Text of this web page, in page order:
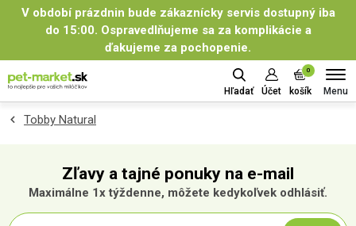
V období prázdnin bude zákaznícky servis dostupný iba
do 15:00. Ospravedlňujeme sa za komplikácie a
ďakujeme za pochopenie.
Hľadať Účet
0
košík Menu
Tobby Natural
Zľavy a tajné ponuky na e-mail
Maximálne 1x týždenne, môžete kedykoľvek odhlásiť.